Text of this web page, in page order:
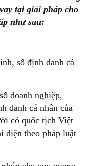
tại giải pháp cho
như sau:
số định danh cá
doanh nghiệp,
danh cá nhân của
có quốc tịch Việt
diện theo pháp luật